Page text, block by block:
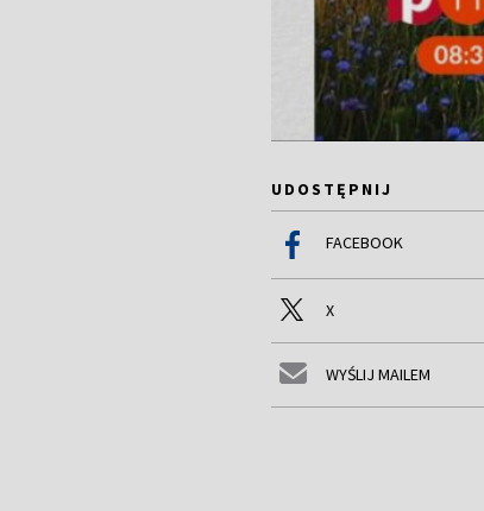
UDOSTĘPNIJ
FACEBOOK
X
WYŚLIJ MAILEM